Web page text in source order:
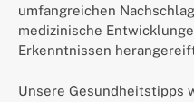
umfangreichen
medizinische
Erkenntnissen
Unsere Gesundheitstipps